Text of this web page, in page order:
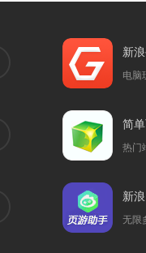
新
电脑
简
热门
新
无限